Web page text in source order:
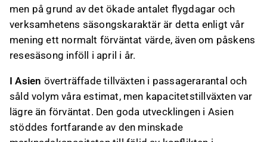
men på grund av det ökade antalet flygdagar och
verksamhetens säsongskaraktär är detta enligt vår
mening ett normalt förväntat värde, även om påskens
resesäsong inföll i april i år.
I Asien överträffade tillväxten i passagerarantal och
såld volym våra estimat, men kapacitetstillväxten var
lägre än förväntat. Den goda utvecklingen i Asien
stöddes fortfarande av den minskade